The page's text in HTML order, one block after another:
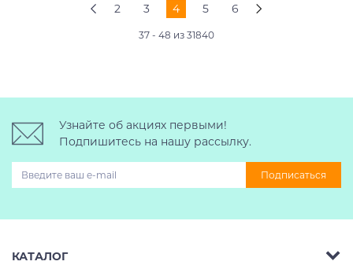
2 3 4 5 6
37 - 48 из 31840
Узнайте об акциях первыми!
Подпишитесь на нашу рассылку.
Подписаться
КАТАЛОГ